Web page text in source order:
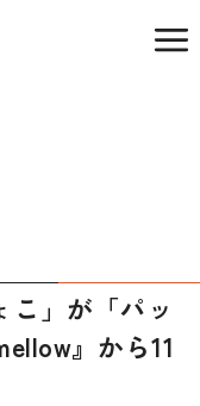
こ」が「パッ
』から11